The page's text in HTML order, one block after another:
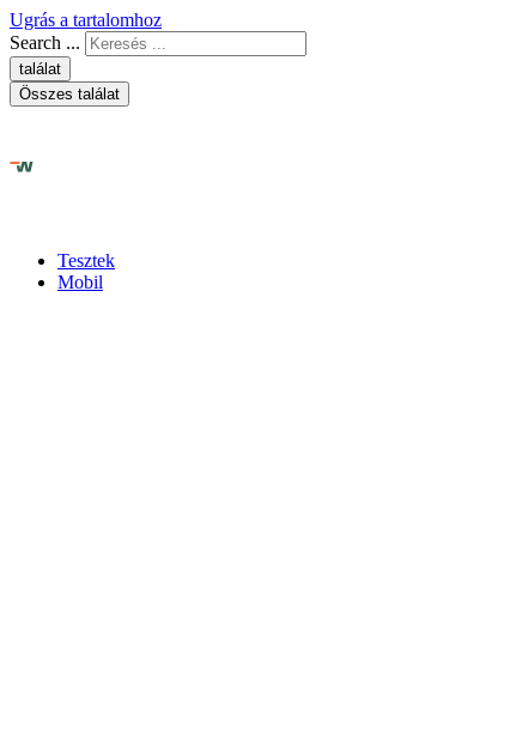
Ugrás a tartalomhoz
Search ...
találat
Összes találat
Tesztek
Mobil